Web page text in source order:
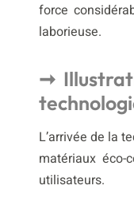
force
laborieuse.
L’arrivée de la
matériaux
utilisateurs.